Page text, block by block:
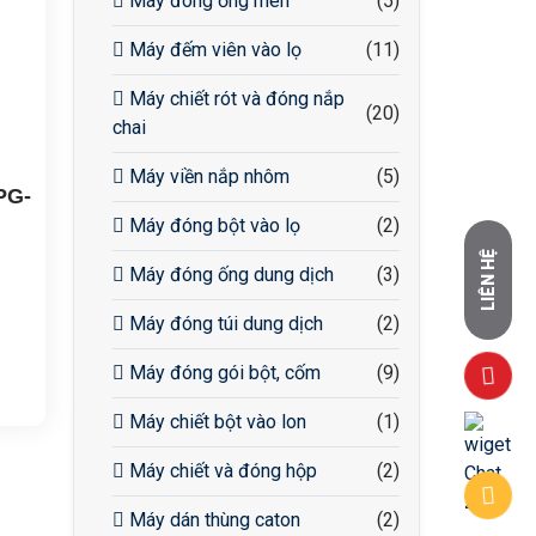
Máy đếm viên vào lọ (11)
Máy chiết rót và đóng nắp
chai
(20)
Máy viền nắp nhôm (5)
Máy đóng bột vào lọ (2)
Máy đóng ống dung dịch (3)
Máy đóng túi dung dịch (2)
Máy đóng gói bột, cốm (9)
Máy chiết bột vào lon (1)
Máy chiết và đóng hộp (2)
Máy dán thùng caton (2)
LIÊN HỆ